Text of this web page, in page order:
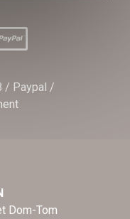
/ Paypal /
Dom-Tom